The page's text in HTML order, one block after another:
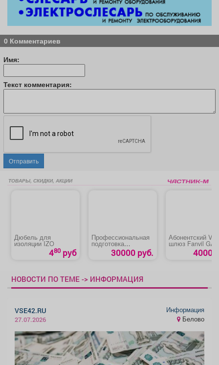
0 Комментариев
Имя:
Текст комментария:
Отправить
ТОВАРЫ, СКИДКИ, АКЦИИ
Дюбель для
изоляции IZO
480 руб
Профессиональная
подготовка
«Машинист буровой
установки»30000 руб.
Абонентский
шлюз Fanvil GA
4000
НОВОСТИ ПО ТЕМЕ -> ИНФОРМАЦИЯ
VSE42.RU
27.07.2026
Информация
Белово